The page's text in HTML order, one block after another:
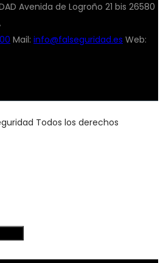
Avenida de Logroño 21 bis 26580
Mail: info@falseguridad.es Web:
Todos los derechos